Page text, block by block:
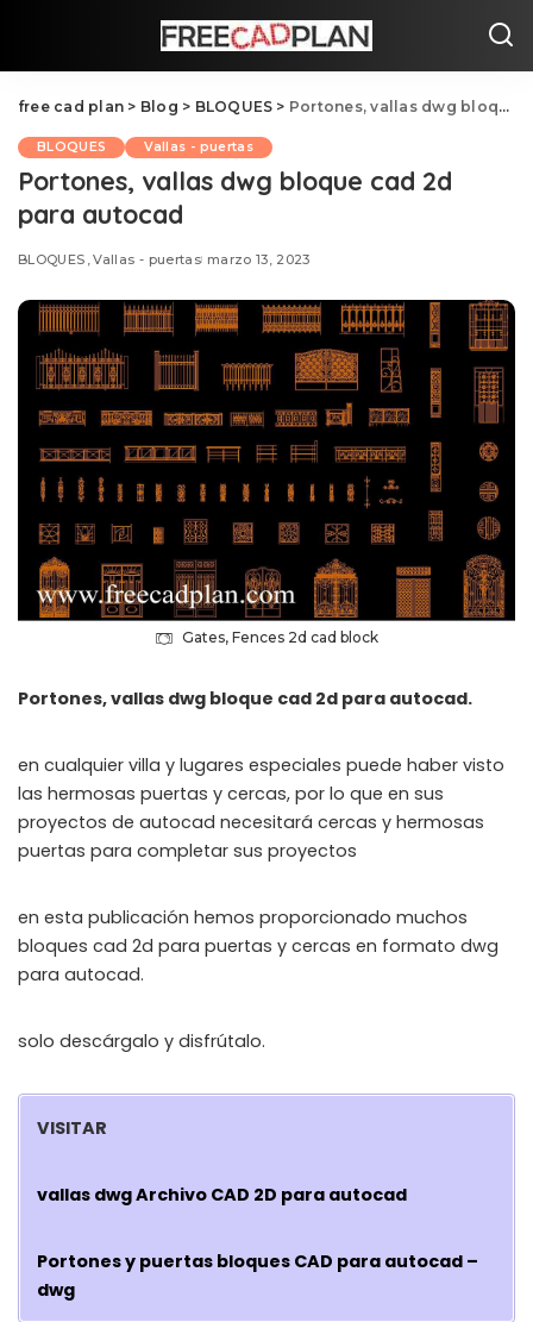
free cad plan > Blog > BLOQUES > Portones, vallas dwg bloque cad 2d para autocad
BLOQUES Vallas - puertas
Portones, vallas dwg bloque cad 2d
para autocad
BLOQUES Vallas - puertas marzo 13, 2023
Gates, Fences 2d cad block
Portones, vallas dwg bloque cad 2d para autocad.
en cualquier villa y lugares especiales puede haber visto
las hermosas puertas y cercas, por lo que en sus
proyectos de autocad necesitará cercas y hermosas
puertas para completar sus proyectos
en esta publicación hemos proporcionado muchos
bloques cad 2d para puertas y cercas en formato dwg
para autocad.
solo descárgalo y disfrútalo.
VISITAR
vallas dwg Archivo CAD 2D para autocad
Portones y puertas bloques CAD para autocad –
dwg